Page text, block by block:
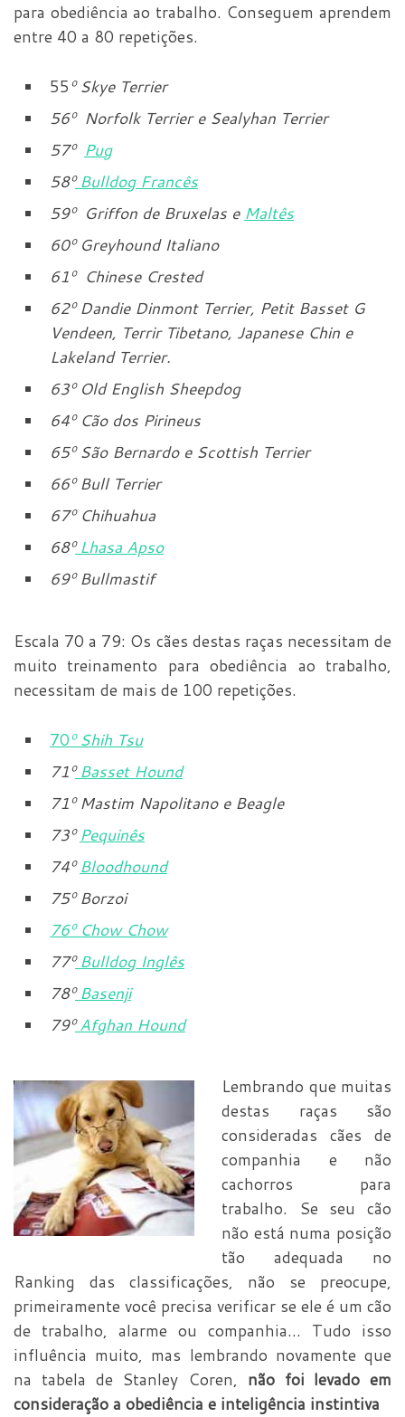
para obediência ao trabalho. Conseguem aprendem
entre 40 a 80 repetições.
55ºSkye Terrier
56º Norfolk Terrier e Sealyhan Terrier
57º Pug
58ºBulldog Francês
59º Griffon de Bruxelas e Maltês
60ºGreyhound Italiano
61º Chinese Crested
62ºDandie Dinmont Terrier, Petit Basset G
Vendeen, Terrir Tibetano, Japanese Chin e
Lakeland Terrier.
63ºOld English Sheepdog
64ºCão dos Pirineus
65ºSão Bernardo e Scottish Terrier
66ºBull Terrier
67ºChihuahua
68ºLhasa Apso
69ºBullmastif
Escala 70 a 79: Os cães destas raças necessitam de
muito treinamento para obediência ao trabalho,
necessitam de mais de 100 repetições.
70ºShih Tsu
71ºBasset Hound
71ºMastim Napolitano e Beagle
73º Pequinês
74º Bloodhound
75ºBorzoi
76ºChow Chow
77ºBulldog Inglês
78ºBasenji
79ºAfghan Hound
Lembrando que muitas
destas raças são
consideradas cães de
companhia e não
cachorros para
trabalho. Se seu cão
não está numa posição
tão adequada no
Ranking das classificações, não se preocupe,
primeiramente você precisa verificar se ele é um cão
de trabalho, alarme ou companhia… Tudo isso
influência muito, mas lembrando novamente que
na tabela de Stanley Coren, não foi levado em
consideração a obediência e inteligência instintiva